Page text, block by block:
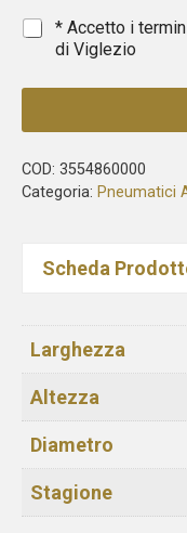
* * Accetto i
di Viglezio
COD: 3554860000
Categoria: Pneumatici
Scheda
Larghezza
Altezza
Diametro
Stagione